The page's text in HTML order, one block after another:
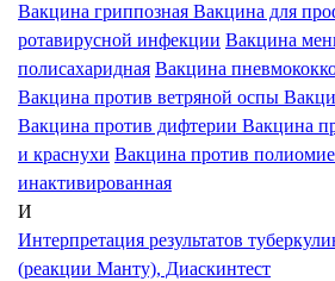
Вакцина гриппозная Вакцина для
ротавирусной инфекции Вакцина
полисахаридная Вакцина
Вакцина против ветряной оспы
Вакцина против дифтерии Вакцина
и краснухи Вакцина против
инактивированная
И
Интерпретация результатов
(реакции Манту), Диаскинтест